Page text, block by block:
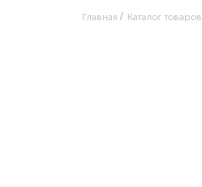
Главная Каталог товаров